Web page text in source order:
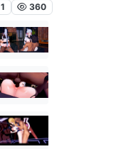
1 360